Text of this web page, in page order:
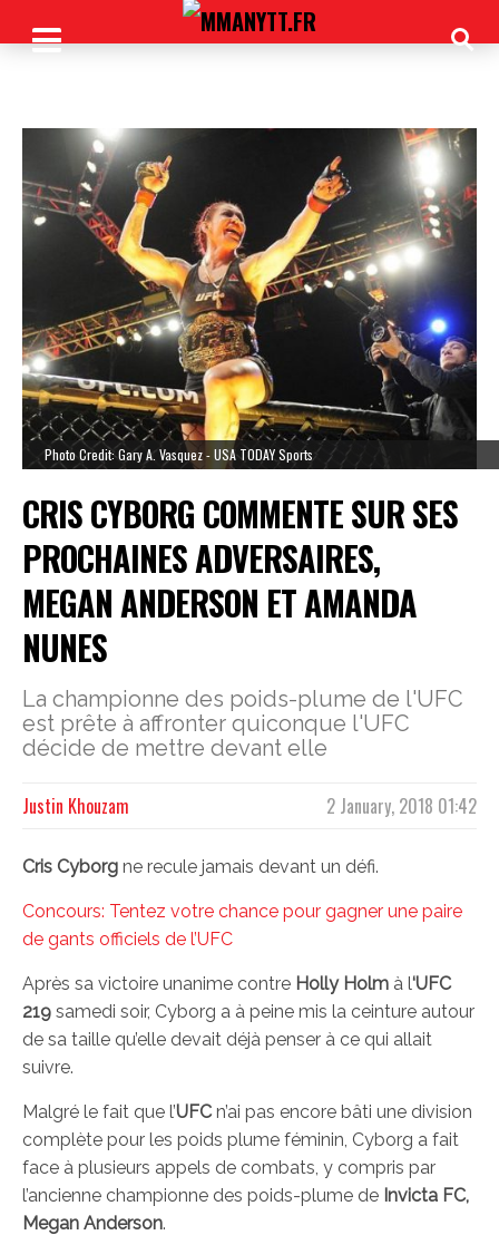
Photo Credit: Gary A. Vasquez - USA TODAY Sports
CRIS CYBORG COMMENTE SUR SES
PROCHAINES ADVERSAIRES,
MEGAN ANDERSON ET AMANDA
NUNES
La championne des poids-plume de l'UFC
est prête à affronter quiconque l'UFC
décide de mettre devant elle
2 January, 2018 01:42
Justin Khouzam
Cris Cyborg ne recule jamais devant un défi.
Concours: Tentez votre chance pour gagner une paire
de gants officiels de l’UFC
Après sa victoire unanime contre Holly Holm à l‘UFC
219 samedi soir, Cyborg a à peine mis la ceinture autour
de sa taille qu’elle devait déjà penser à ce qui allait
suivre.
Malgré le fait que l’UFC n’ai pas encore bâti une division
complète pour les poids plume féminin, Cyborg a fait
face à plusieurs appels de combats, y compris par
l’ancienne championne des poids-plume de Invicta FC,
Megan Anderson.